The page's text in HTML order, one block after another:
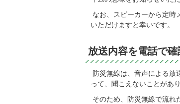
なお、スピーカーから定時
いただけますと幸いです。
放送内容を電話で
防災無線は、音声による放
って、聞こえないことがあり
そのため、防災無線で流れ